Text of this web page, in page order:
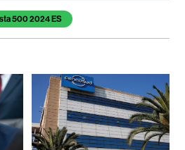
500 2024 ES